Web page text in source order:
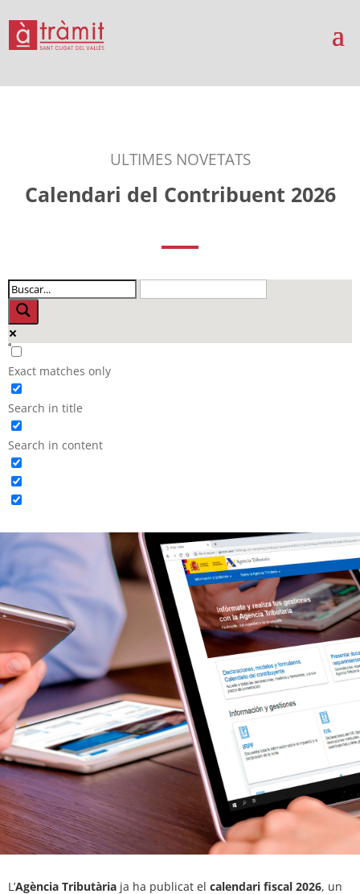
ULTIMES NOVETATS
Calendari del Contribuent 2026
Exact matches only
Search in title
Search in content
L’Agència Tributària ja ha publicat el calendari fiscal 2026, un